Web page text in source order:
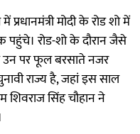
मोदी के रोड शो में
पहुंचे। रोड-शो के दौरान जैसे
उन पर फूल बरसाते नजर
राज्य है, जहां इस साल
सिंह चौहान ने